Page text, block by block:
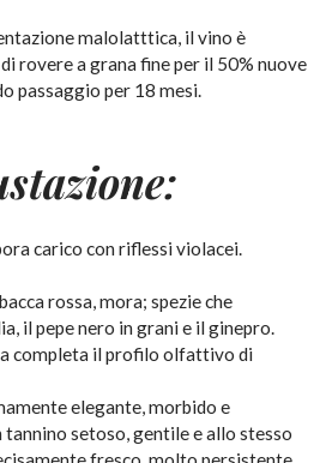
malolatttica, il vino è
rovere a grana fine per il 50% nuove
passaggio per 18 mesi.
carico con riflessi violacei.
rossa, mora; spezie che
il pepe nero in grani e il ginepro.
completa il profilo olfattivo di
elegante, morbido e
tannino setoso, gentile e allo stesso